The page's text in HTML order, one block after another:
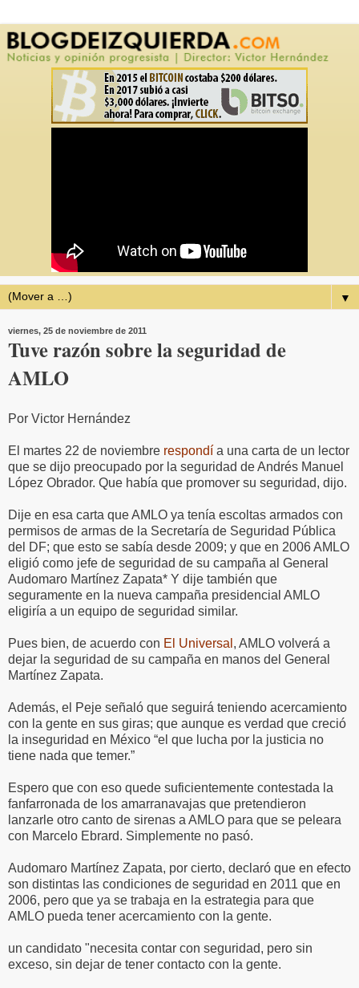
▼
viernes, 25 de noviembre de 2011
Tuve razón sobre la seguridad de
AMLO
Por Victor Hernández
El martes 22 de noviembre respondí a una carta de un lector
que se dijo preocupado por la seguridad de Andrés Manuel
López Obrador. Que había que promover su seguridad, dijo.
Dije en esa carta que AMLO ya tenía escoltas armados con
permisos de armas de la Secretaría de Seguridad Pública
del DF; que esto se sabía desde 2009; y que en 2006 AMLO
eligió como jefe de seguridad de su campaña al General
Audomaro Martínez Zapata* Y dije también que
seguramente en la nueva campaña presidencial AMLO
eligiría a un equipo de seguridad similar.
Pues bien, de acuerdo con El Universal , AMLO volverá a
dejar la seguridad de su campaña en manos del General
Martínez Zapata.
Además, el Peje señaló que seguirá teniendo acercamiento
con la gente en sus giras; que aunque es verdad que creció
la inseguridad en México “el que lucha por la justicia no
tiene nada que temer.”
Espero que con eso quede suficientemente contestada la
fanfarronada de los amarranavajas que pretendieron
lanzarle otro canto de sirenas a AMLO para que se peleara
con Marcelo Ebrard. Simplemente no pasó.
Audomaro Martínez Zapata, por cierto, declaró que en efecto
son distintas las condiciones de seguridad en 2011 que en
2006, pero que ya se trabaja en la estrategia para que
AMLO pueda tener acercamiento con la gente.
un candidato "necesita contar con seguridad, pero sin
exceso, sin dejar de tener contacto con la gente.